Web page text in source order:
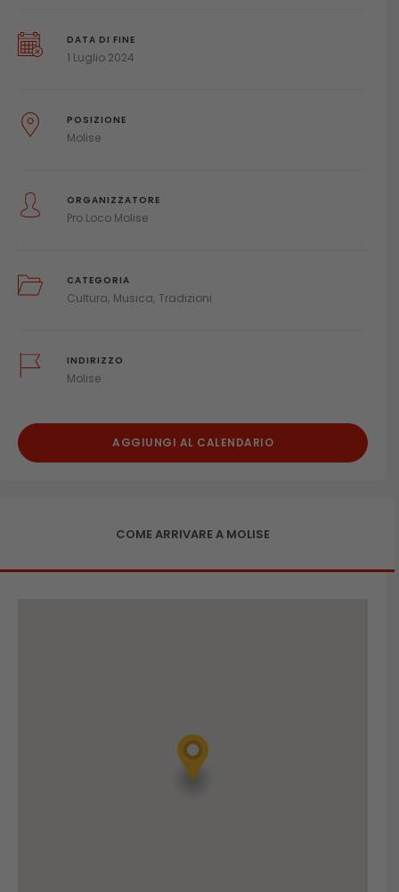
DATA DI FINE
1 Luglio 2024
POSIZIONE
Molise
ORGANIZZATORE
Pro Loco Molise
CATEGORIA
Cultura Musica Tradizioni
INDIRIZZO
Molise
AGGIUNGI AL CALENDARIO
COME ARRIVARE A MOLISE